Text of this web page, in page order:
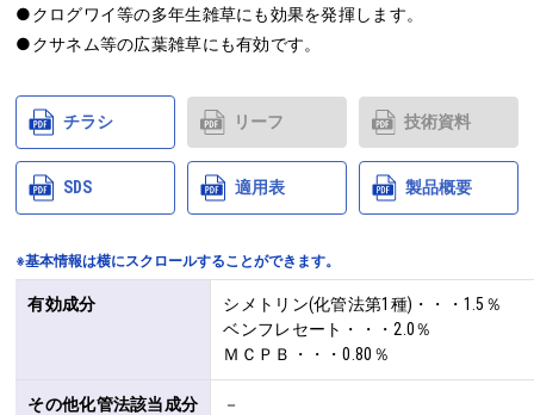
●クログワイ等の多年生雑草にも効果を発揮します。
●クサネム等の広葉雑草にも有効です。
チラシ リーフ 技術資料
SDS 適用表 製品概要
※基本情報は横にスクロールすることができます。
有効成分
シメトリン(化管法第1種)・・・1.5％
ベンフレセート・・・2.0％
ＭＣＰＢ・・・0.80％
その他化管法該当成分 －